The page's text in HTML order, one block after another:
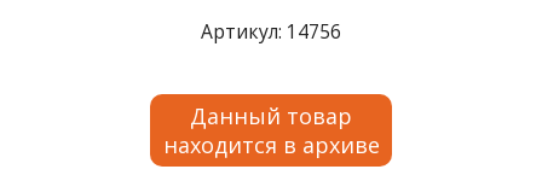
Артикул: 14756
Данный товар
находится в архиве